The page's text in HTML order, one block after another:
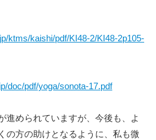
ktms/kaishi/pdf/KI48-2/KI48-2p105-
doc/pdf/yoga/sonota-17.pdf
進められていますが、今後も、よ
の方の助けとなるように、私も微